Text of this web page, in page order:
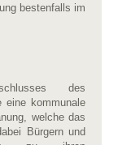
bestenfalls im
des
eine kommunale
welche das
Bürgern und